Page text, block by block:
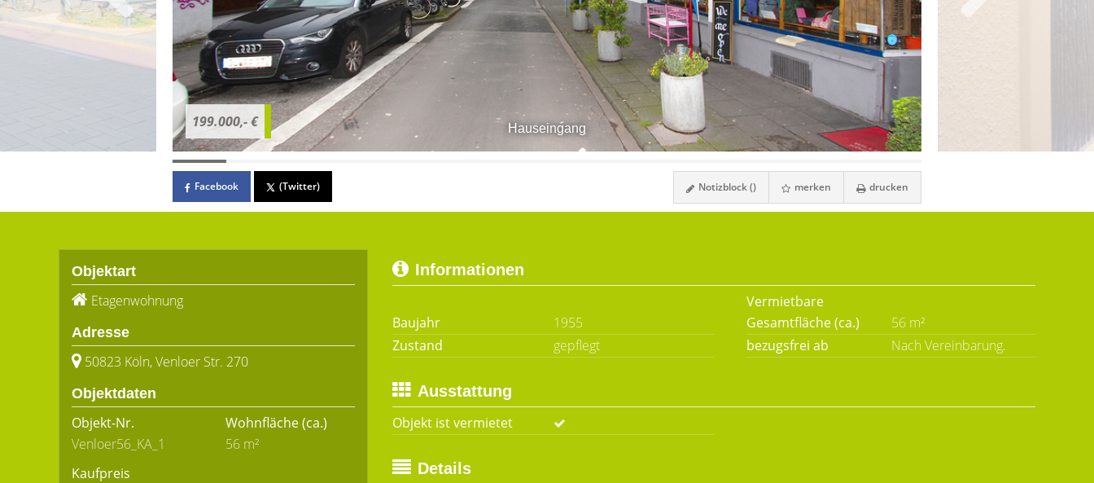
Hauseingang
199.000,- €
Facebook (Twitter) Notizblock () merken drucken
Objektart
Etagenwohnung
Adresse
50823 Köln, Venloer Str. 270
Objektdaten
Objekt-Nr.
Venloer56_KA_1
Wohnfläche(ca.)
56 m²
Kaufpreis
Informationen
Baujahr 1955
Vermietbare
Gesamtfläche (ca.)
56 m²
Zustand
gepflegt bezugsfrei ab Nach Vereinbarung.
Ausstattung
Objekt ist vermietet
Details